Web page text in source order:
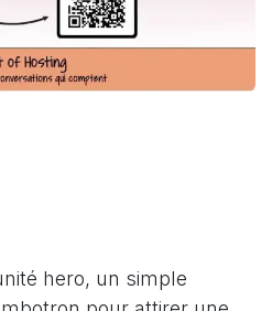
hero, un simple